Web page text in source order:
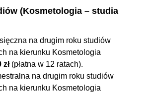
(Kosmetologia – studia
na drugim roku studiów
na kierunku Kosmetologia
zł(płatna w 12 ratach).
na drugim roku studiów
na kierunku Kosmetologia